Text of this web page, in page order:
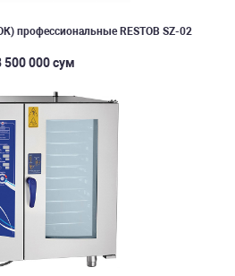
профессиональные RESTOB SZ-02
500 000 сум